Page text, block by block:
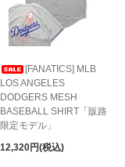
[FANATICS] MLB
LOS ANGELES
DODGERS MESH
BASEBALL SHIRT「販路
限定モデル」
12,320円(税込)